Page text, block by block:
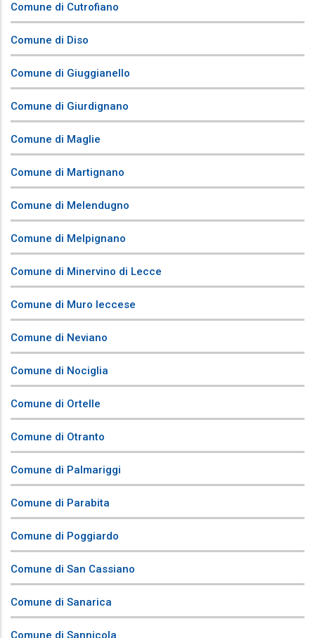
Comune di Cutrofiano
Comune di Diso
Comune di Giuggianello
Comune di Giurdignano
Comune di Maglie
Comune di Martignano
Comune di Melendugno
Comune di Melpignano
Comune di Minervino di Lecce
Comune di Muro leccese
Comune di Neviano
Comune di Nociglia
Comune di Ortelle
Comune di Otranto
Comune di Palmariggi
Comune di Parabita
Comune di Poggiardo
Comune di San Cassiano
Comune di Sanarica
Comune di Sannicola